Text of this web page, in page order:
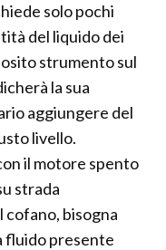
solo pochi
del liquido dei
strumento sul
la sua
aggiungere del
livello.
il motore spento
strada
cofano, bisogna
fluido presente